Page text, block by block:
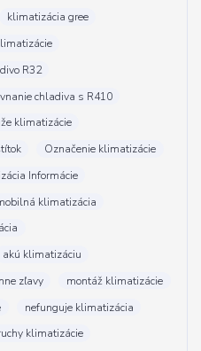
klimatizácia gree
R32
chladiva s R410
klimatizácie
Označenie klimatizácie
Informácie
klimatizácia
akú klimatizáciu
zľavy
montáž klimatizácie
nefunguje klimatizácia
klimatizácie